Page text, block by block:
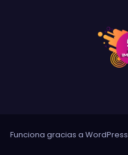
Funciona gracias a WordPress